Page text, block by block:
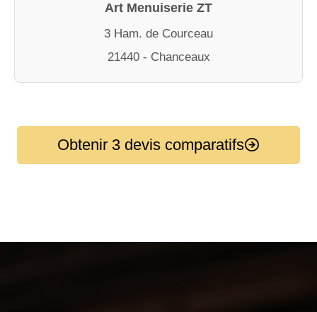
Art Menuiserie ZT
3 Ham. de Courceau
21440 - Chanceaux
Obtenir 3 devis comparatifs